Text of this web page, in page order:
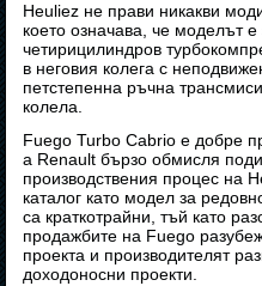
Heuliez не прави никакви
което означава, че моделът
четирицилиндров
в неговия колега с
петстепенна ръчна
колела.
Fuego Turbo Cabrio е добре
а Renault бързо обмисля
производствения процес на
каталог като модел за
са краткотрайни, тъй като
продажбите на Fuego
проекта и производителят
доходоносни проекти.